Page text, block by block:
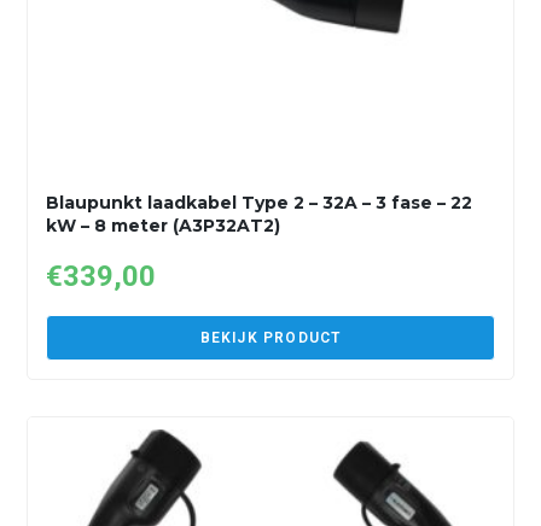
Blaupunkt laadkabel Type 2 – 32A – 3 fase – 22
kW – 8 meter (A3P32AT2)
€339,00
BEKIJK PRODUCT